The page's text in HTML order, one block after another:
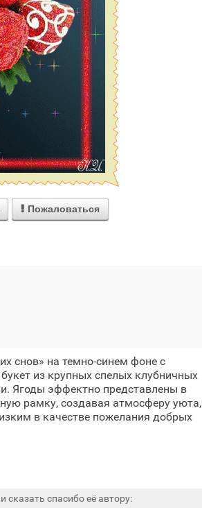
 Пожаловаться
снов» на темно-синем фоне с
из крупных спелых клубничных
Ягоды эффектно представлены в
рамку, создавая атмосферу уюта,
в качестве пожелания добрых
спасибо её автору: